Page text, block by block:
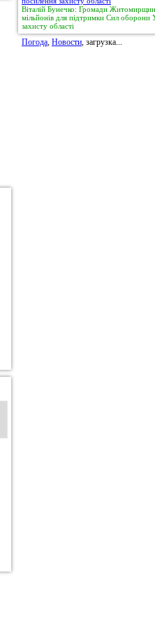
Віталій Бунечко: Громади
мільйонів для підтримки Сил оборони
захисту області
Погода, Новости, загрузка...